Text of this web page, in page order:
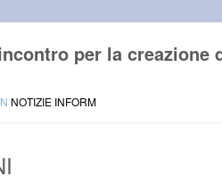
per la creazione
NOTIZIE INFORM